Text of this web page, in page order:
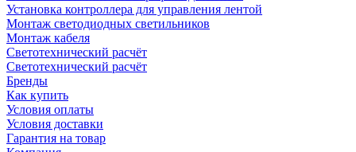
Установка контроллера для управления лентой
Монтаж светодиодных светильников
Монтаж кабеля
Светотехнический расчёт
Светотехнический расчёт
Бренды
Как купить
Условия оплаты
Условия доставки
Гарантия на товар